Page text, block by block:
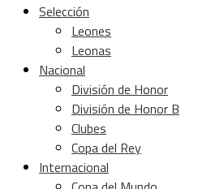
Selección
Leones
Leonas
Nacional
División de Honor
División de Honor B
Clubes
Copa del Rey
Internacional